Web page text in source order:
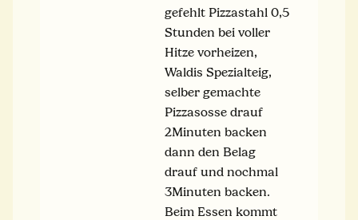
gefehlt Pizzastahl 0,5
Stunden bei voller
Hitze vorheizen,
Waldis Spezialteig,
selber gemachte
Pizzasosse drauf
2Minuten backen
dann den Belag
drauf und nochmal
3Minuten backen.
Beim Essen kommt